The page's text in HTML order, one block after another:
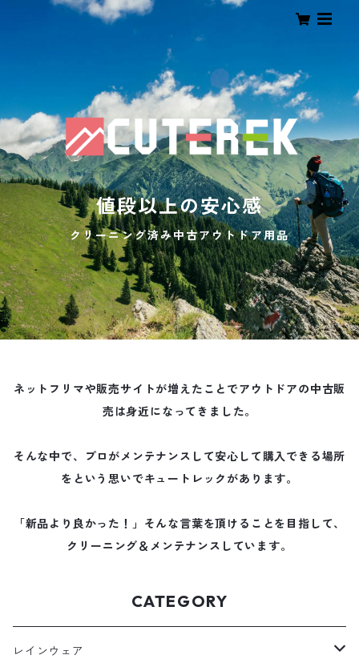
値段以上の安心感
クリーニング済み中古アウトドア用品
ネットフリマや販売サイトが増えたことでアウトドアの中古販
売は身近になってきました。
そんな中で、プロがメンテナンスして安心して購入できる場所
をという思いでキュートレックがあります。
「新品より良かった！」そんな言葉を頂けることを目指して、
クリーニング＆メンテナンスしています。
CATEGORY
レインウェア